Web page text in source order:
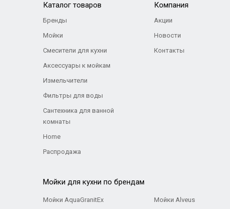
Каталог товаров
Бренды
Мойки
Смесители для кухни
Аксессуары к мойкам
Измельчители
Фильтры для воды
Сантехника для ванной
комнаты
Home
Распродажа
Компания
Акции
Новости
Контакты
Мойки для кухни по брендам
Мойки AquaGranitEx Мойки Alveus